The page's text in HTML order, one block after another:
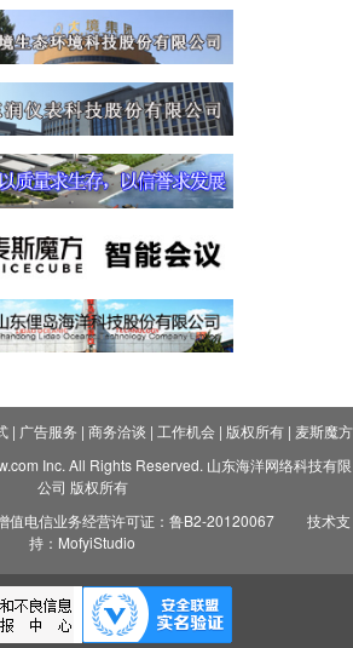
| 广告服务 | 商务洽谈 | 工作机会| 版权所有| 麦斯魔方
Inc. All Rights Reserved. 山东海洋网络科技有限
公司 版权所有
值电信业务经营许可证：鲁B2-20120067
技术支
持：MofyiStudio